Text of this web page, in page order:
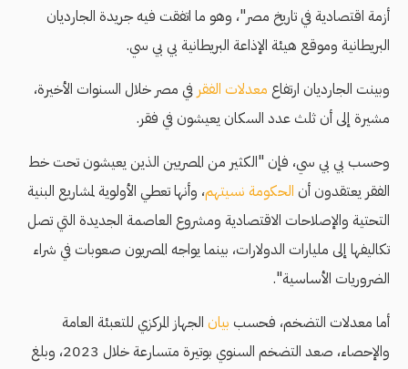
أزمة اقتصادية في تاريخ مصر"، وهو ما اتفقت فيه جريدة الجارديان
البريطانية وموقع هيئة الإذاعة البريطانية بي بي سي.
وبينت الجارديان ارتفاع معدلات الفقر في مصر خلال السنوات الأخيرة،
مشيرة إلى أن ثلث عدد السكان يعيشون في فقر.
وحسب بي بي سي، فإن "الكثير من المصريين الذين يعيشون تحت خط
الفقر يعتقدون أن الحكومة نسيتهم، وأنها تعطي الأولوية لمشاريع البنية
التحتية والإصلاحات الاقتصادية ومشروع العاصمة الجديدة التي تصل
تكاليفها إلى مليارات الدولارات، بينما يواجه المصريون صعوبات في شراء
الضروريات الأساسية".
أما معدلات التضخم، فحسب بيان الجهاز المركزي للتعبئة العامة
والإحصاء، صعد التضخم السنوي بوتيرة متسارعة خلال 2023، وبلغ